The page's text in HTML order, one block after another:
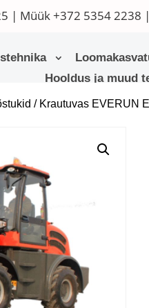
| Müük+372 5354 2238 |
Hooldus ja muud
/ Krautuvas EVERUN